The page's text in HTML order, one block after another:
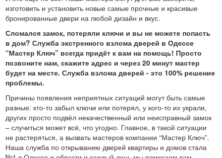
изготовить и установить новые самые прочные и красивые
бронированные двери на любой дизайн и вкус.
Сломался замок, потеряли ключи и вы не можете попасть
в дом? Служба экстренного взлома дверей в Одессе
“Мастер Ключ” всегда придёт к вам на помощь! Просто
позвоните нам, скажите адрес и через 20 минут мастер
будет на месте. Служба взлома дверей - это 100% решение
проблемы.
Причины появления неприятных ситуаций могут быть самые
разные: кто-то забыл ключи или потерял, у кого-то их украли,
других просто подвёл некачественный или неисправный замок
– случиться может всё, что угодно. Главное, в такой ситуации
не растеряться, а вызвать мастеров компании “Мастер Ключ”.
Наша служба по открыванию дверей квартиры и домов стала